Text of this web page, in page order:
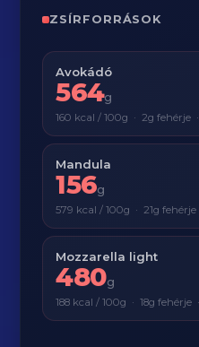
ZSÍRFORRÁSOK
Avokádó
564g
160 kcal / 100g · 2g fehérje
Mandula
156g
579 kcal / 100g · 21g
Mozzarella light
480g
188 kcal / 100g · 18g fehérje